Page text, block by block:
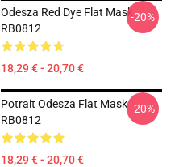
Odesza Red Dye Flat Mask
RB0812
18,29 € - 20,70 €
-20%
Potrait Odesza Flat Mask
RB0812
18,29 € - 20,70 €
-20%